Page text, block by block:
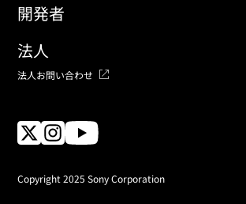
開発者
法人
法人お問い合わせ
Copyright 2025 Sony Corporation